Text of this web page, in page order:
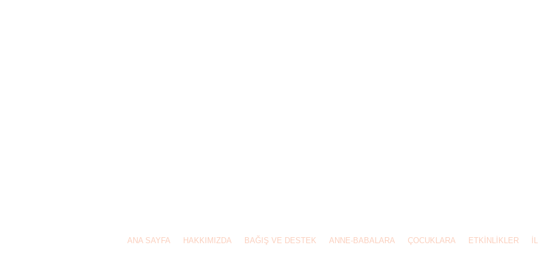
ANA SAYFA HAKKIMIZDA BAĞIŞ VE DESTEK ANNE-BABALARA ÇOCUKLARA ETKİNLİKLER